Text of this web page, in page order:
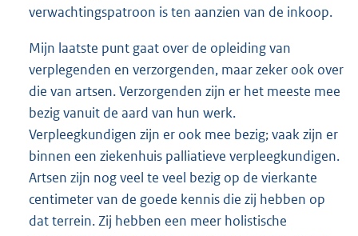
verwachtingspatroon is ten aanzien van de inkoop.
Mijn laatste punt gaat over de opleiding van
verplegenden en verzorgenden, maar zeker ook over
die van artsen. Verzorgenden zijn er het meeste mee
bezig vanuit de aard van hun werk.
Verpleegkundigen zijn er ook mee bezig; vaak zijn er
binnen een ziekenhuis palliatieve verpleegkundigen.
Artsen zijn nog veel te veel bezig op de vierkante
centimeter van de goede kennis die zij hebben op
dat terrein. Zij hebben een meer holistische